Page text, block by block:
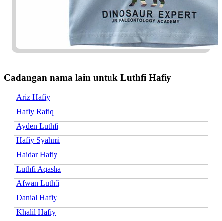
Cadangan nama lain untuk Luthfi Hafiy
Ariz Hafiy
Hafiy Rafiq
Ayden Luthfi
Hafiy Syahmi
Haidar Hafiy
Luthfi Aqasha
Afwan Luthfi
Danial Hafiy
Khalil Hafiy